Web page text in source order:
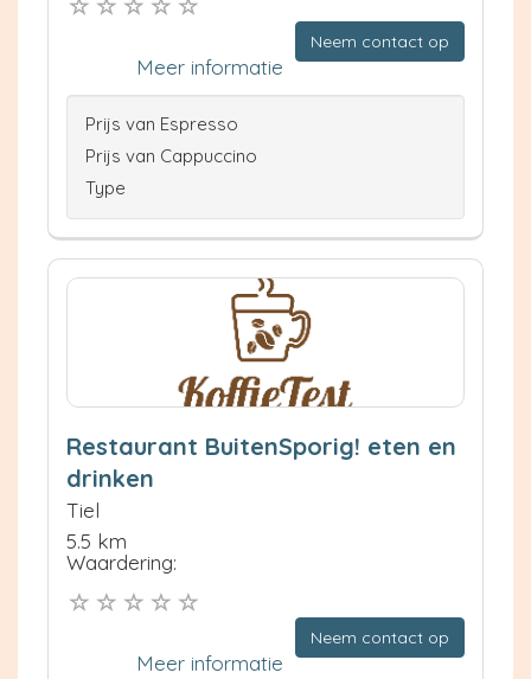
Neem contact op
Meer informatie
Prijs van Espresso
Prijs van Cappuccino
Type
Restaurant BuitenSporig! eten en
drinken
Tiel
5.5 km
Waardering:
Neem contact op
Meer informatie